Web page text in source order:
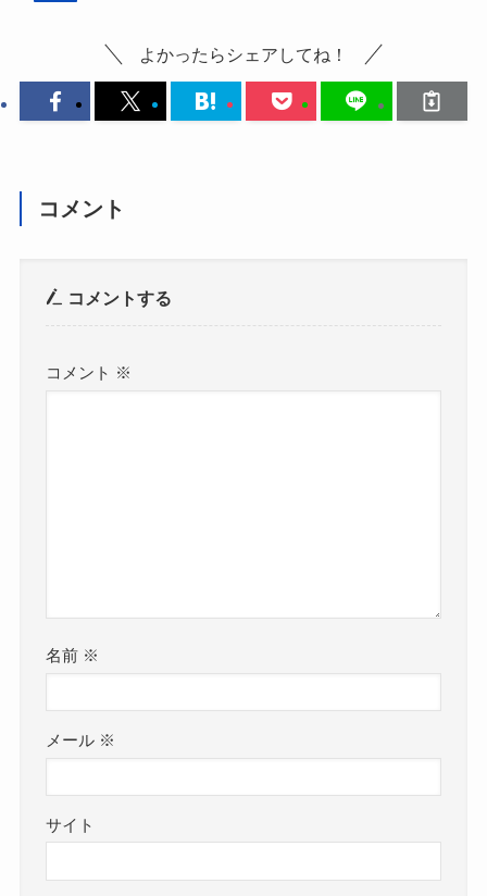
よかったらシェアしてね！
コメント
コメントする
コメント ※
名前 ※
メール ※
サイト